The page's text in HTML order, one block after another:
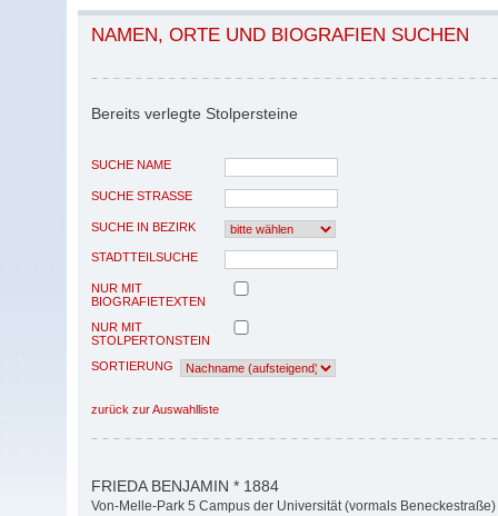
NAMEN, ORTE UND BIOGRAFIEN SUCHEN
Bereits verlegte Stolpersteine
SUCHE NAME
SUCHE STRASSE
SUCHE IN BEZIRK
STADTTEILSUCHE
NUR MIT
BIOGRAFIETEXTEN
NUR MIT
STOLPERTONSTEIN
SORTIERUNG
zurück zur Auswahlliste
FRIEDA BENJAMIN * 1884
Von-Melle-Park 5 Campus der Universität (vormals